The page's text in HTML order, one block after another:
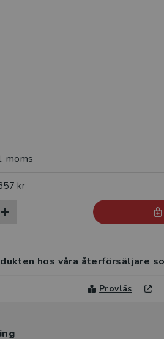
moms
kr
hos våra återförsäljare
Provläs